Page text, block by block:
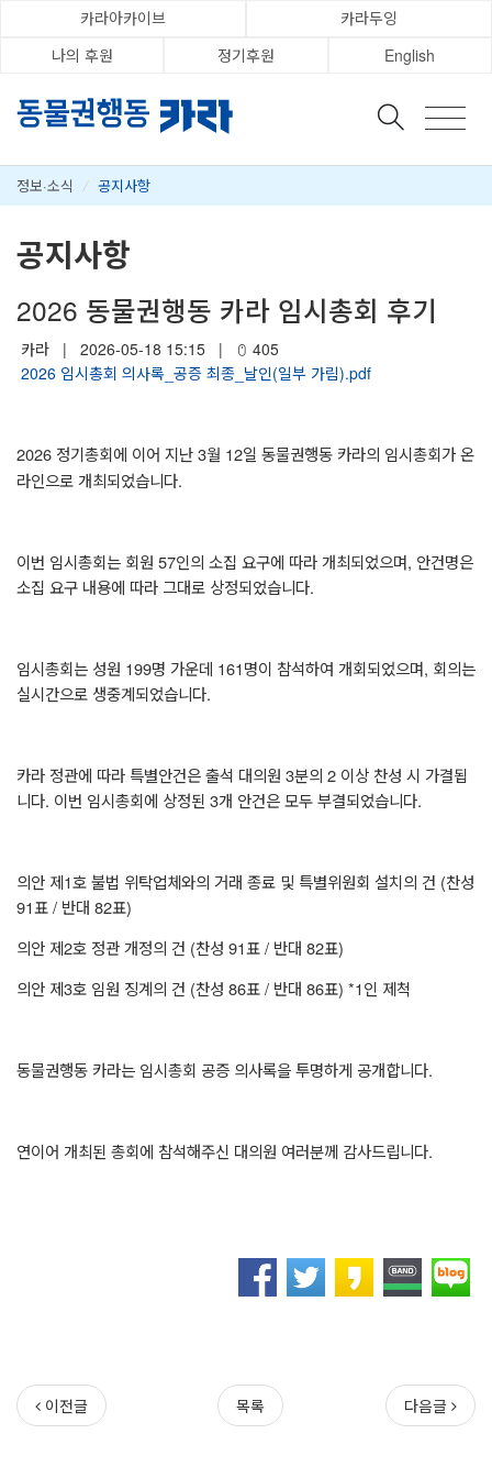
카라아카이브
카라두잉
나의 후원
정기후원 English
정보·소식 / 공지사항
공지사항
2026 동물권행동 카라 임시총회 후기
카라 | 2026-05-18 15:15 |
405
2026 임시총회 의사록_공증 최종_날인(일부 가림).pdf
2026 정기총회에 이어 지난3월 12일 동물권행동 카라의 임시총회가 온
라인으로 개최되었습니다.
이번 임시총회는 회원 57인의 소집 요구에 따라 개최되었으며, 안건명은
소집 요구 내용에 따라 그대로 상정되었습니다.
임시총회는 성원 199명 가운데 161명이 참석하여 개회되었으며, 회의는
실시간으로 생중계되었습니다.
카라 정관에 따라 특별안건은 출석 대의원 3분의 2 이상 찬성 시 가결됩
니다. 이번 임시총회에 상정된 3개 안건은 모두 부결되었습니다.
의안 제1호 불법 위탁업체와의 거래 종료 및 특별위원회 설치의 건 (찬성
91표/ 반대 82표)
의안 제2호 정관 개정의 건 (찬성 91표/ 반대 82표)
의안 제3호 임원 징계의 건 (찬성 86표/ 반대 86표) *1인 제척
동물권행동 카라는 임시총회 공증 의사록을 투명하게 공개합니다.
연이어 개최된 총회에 참석해주신 대의원 여러분께 감사드립니다.
이전글 목록 다음글